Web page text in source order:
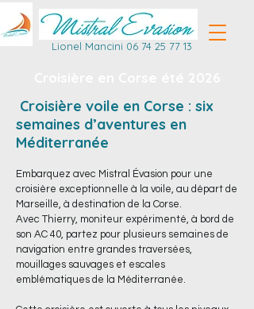
Lionel Mancini 06 74 25 77 13
Croisière voile en Corse : six
semaines d’aventures en
Méditerranée
Embarquez avec Mistral Évasion pour une
croisière exceptionnelle à la voile, au départ de
Marseille, à destination de la Corse.
Avec Thierry, moniteur expérimenté, à bord de
son AC 40, partez pour plusieurs semaines de
navigation entre grandes traversées,
mouillages sauvages et escales
emblématiques de la Méditerranée.